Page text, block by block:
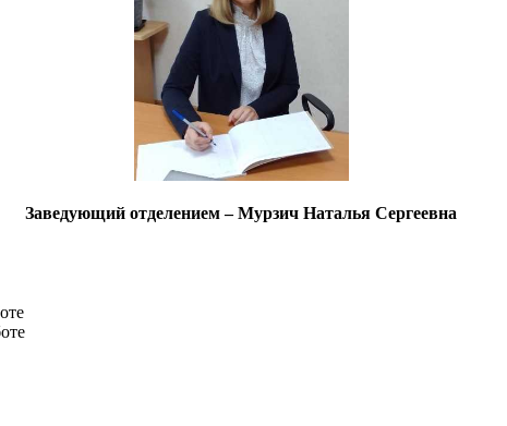
Заведующий отделением – Мурзич Наталья Сергеевна